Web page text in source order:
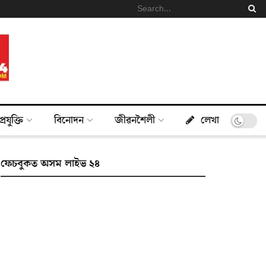
প্ৰযুক্তি বিনোদন জীৱনশৈলী লেখা
ফেচবুকত অসম লাইভ ২৪